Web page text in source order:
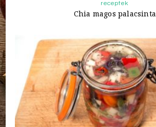
receptek
Chia magos palacsinta